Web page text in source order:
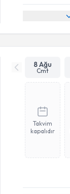
8 Ağu
Cmt
Takvim
kapalıdır